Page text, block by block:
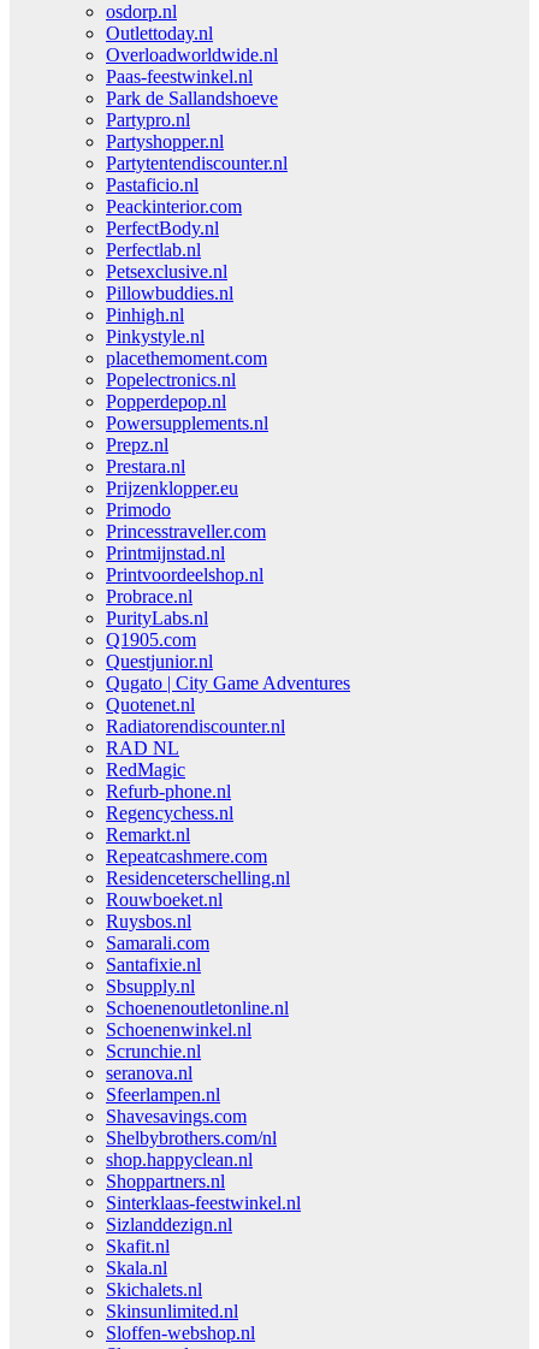
osdorp.nl
Outlettoday.nl
Overloadworldwide.nl
Paas-feestwinkel.nl
Park de Sallandshoeve
Partypro.nl
Partyshopper.nl
Partytentendiscounter.nl
Pastaficio.nl
Peackinterior.com
PerfectBody.nl
Perfectlab.nl
Petsexclusive.nl
Pillowbuddies.nl
Pinhigh.nl
Pinkystyle.nl
placethemoment.com
Popelectronics.nl
Popperdepop.nl
Powersupplements.nl
Prepz.nl
Prestara.nl
Prijzenklopper.eu
Primodo
Princesstraveller.com
Printmijnstad.nl
Printvoordeelshop.nl
Probrace.nl
PurityLabs.nl
Q1905.com
Questjunior.nl
Qugato | City Game Adventures
Quotenet.nl
Radiatorendiscounter.nl
RAD NL
RedMagic
Refurb-phone.nl
Regencychess.nl
Remarkt.nl
Repeatcashmere.com
Residenceterschelling.nl
Rouwboeket.nl
Ruysbos.nl
Samarali.com
Santafixie.nl
Sbsupply.nl
Schoenenoutletonline.nl
Schoenenwinkel.nl
Scrunchie.nl
seranova.nl
Sfeerlampen.nl
Shavesavings.com
Shelbybrothers.com/nl
shop.happyclean.nl
Shoppartners.nl
Sinterklaas-feestwinkel.nl
Sizlanddezign.nl
Skafit.nl
Skala.nl
Skichalets.nl
Skinsunlimited.nl
Sloffen-webshop.nl